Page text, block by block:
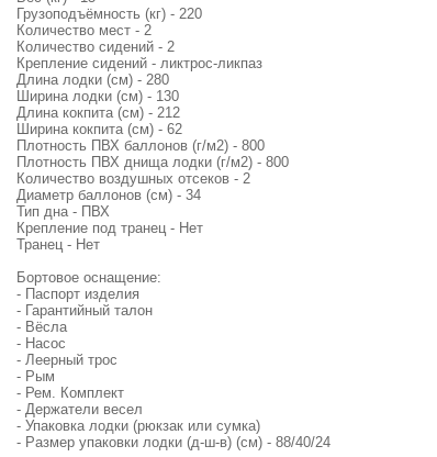
Грузоподъёмность (кг) - 220
Количество мест - 2
Количество сидений - 2
Крепление сидений - ликтрос-ликпаз
Длина лодки (см) - 280
Ширина лодки (см) - 130
Длина кокпита (см) - 212
Ширина кокпита (см) - 62
Плотность ПВХ баллонов (г/м2) - 800
Плотность ПВХ днища лодки (г/м2) - 800
Количество воздушных отсеков - 2
Диаметр баллонов (см) - 34
Тип дна - ПВХ
Крепление под транец - Нет
Транец - Нет
Бортовое оснащение:
- Паспорт изделия
- Гарантийный талон
- Вёсла
- Насос
- Леерный трос
- Рым
- Рем. Комплект
- Держатели весел
- Упаковка лодки (рюкзак или сумка)
- Размер упаковки лодки (д-ш-в) (см) - 88/40/24